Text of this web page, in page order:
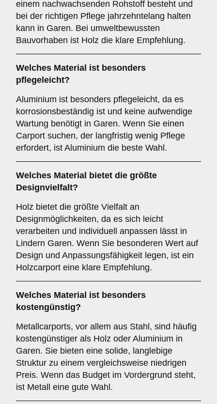
einem nachwachsenden Rohstoff besteht und
bei der richtigen Pflege jahrzehntelang halten
kann in Garen. Bei umweltbewussten
Bauvorhaben ist Holz die klare Empfehlung.
Welches Material ist besonders
pflegeleicht?
Aluminium ist besonders pflegeleicht, da es
korrosionsbeständig ist und keine aufwendige
Wartung benötigt in Garen. Wenn Sie einen
Carport suchen, der langfristig wenig Pflege
erfordert, ist Aluminium die beste Wahl.
Welches Material bietet die größte
Designvielfalt?
Holz bietet die größte Vielfalt an
Designmöglichkeiten, da es sich leicht
verarbeiten und individuell anpassen lässt in
Lindern Garen. Wenn Sie besonderen Wert auf
Design und Anpassungsfähigkeit legen, ist ein
Holzcarport eine klare Empfehlung.
Welches Material ist besonders
kostengünstig?
Metallcarports, vor allem aus Stahl, sind häufig
kostengünstiger als Holz oder Aluminium in
Garen. Sie bieten eine solide, langlebige
Struktur zu einem vergleichsweise niedrigen
Preis. Wenn das Budget im Vordergrund steht,
ist Metall eine gute Wahl.